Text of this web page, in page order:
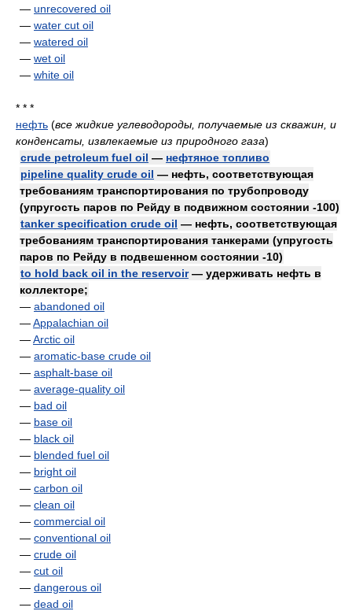
— unrecovered oil
— water cut oil
— watered oil
— wet oil
— white oil
* * *
нефть (все жидкие углеводороды, получаемые из скважин, и
конденсаты, извлекаемые из природного газа)
crude petroleum fuel oil — нефтяное топливо
pipeline quality crude oil — нефть, соответствующая
требованиям транспортирования по трубопроводу
(упругость паров по Рейду в подвижном состоянии -100)
tanker specification crude oil — нефть, соответствующая
требованиям транспортирования танкерами (упругость
паров по Рейду в подвешенном состоянии -10)
to hold back oil in the reservoir— удерживать нефть в
коллекторе;
— abandoned oil
—Appalachian oil
—Arctic oil
— aromatic-base crude oil
— asphalt-base oil
— average-quality oil
— bad oil
— base oil
— black oil
— blended fuel oil
— bright oil
— carbon oil
— clean oil
— commercial oil
— conventional oil
— crude oil
— cut oil
— dangerous oil
— dead oil